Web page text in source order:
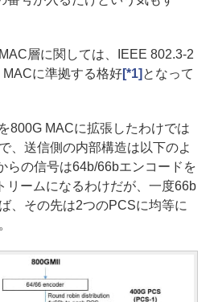
層に関しては、IEEE 802.3-2
に準拠する格好[*1] となって
800G MACに拡張したわけでは
、送信側の内部構造は以下のよ
らの信号は64b/66bエンコードを
リームになるわけだが、一度66b
、その先は2つのPCSに均等に